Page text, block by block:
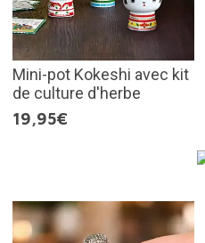
Mini-pot Kokeshi avec kit
de culture d'herbe
19,95€